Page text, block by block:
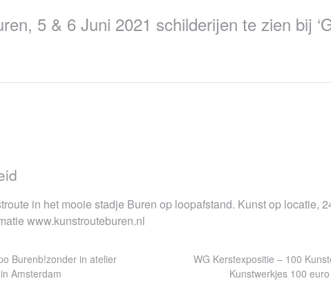
5 & 6 Juni 2021 schilderijen te zien bij
in het mooie stadje Buren op loopafstand. Kunst op locatie,
www.kunstrouteburen.nl
Burenb!zonder in atelier
Amsterdam
WG Kerstexpositie – 100
Kunstwerkjes 100 euro